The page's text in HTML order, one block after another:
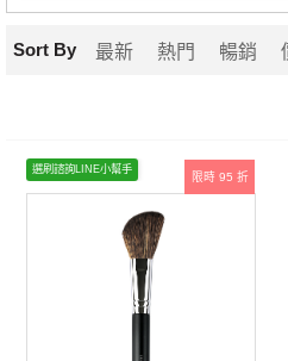
Sort By 最新 熱門 暢銷
限時 95 折
選刷諮詢LINE小幫手